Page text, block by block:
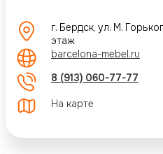
г. Бердск, ул. М.
этаж
barcelona-mebel.ru
8 (913) 060-77-77
На карте